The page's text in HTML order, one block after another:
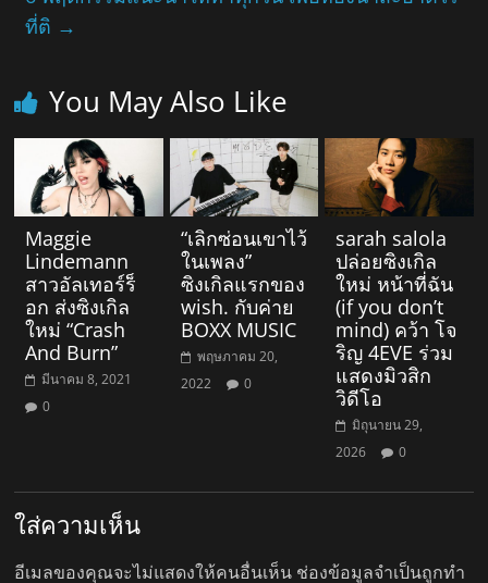
ที่ติ →
You May Also Like
Maggie
Lindemann
สาวอัลเทอร์ร็
อก ส่งซิงเกิล
ใหม่ “Crash
And Burn”
มีนาคม 8, 2021
0
“เลิกซ่อนเขาไว้
ในเพลง”
ซิงเกิลแรกของ
wish. กับค่าย
BOXX MUSIC
พฤษภาคม 20,
2022
0
sarah salola
ปล่อยซิงเกิล
ใหม่ หน้าที่ฉัน
(if you don’t
mind) คว้า โจ
ริญ 4EVE ร่วม
แสดงมิวสิก
วิดีโอ
มิถุนายน 29,
2026
0
ใส่ความเห็น
อีเมลของคุณจะไม่แสดงให้คนอื่นเห็น ช่องข้อมูลจำเป็นถูกทำ